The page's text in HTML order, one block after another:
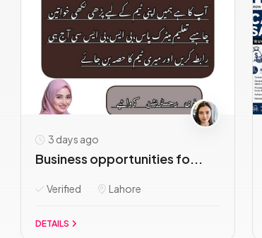
3 days ago
Business opportunities fo...
Verified Lahore
DETAILS